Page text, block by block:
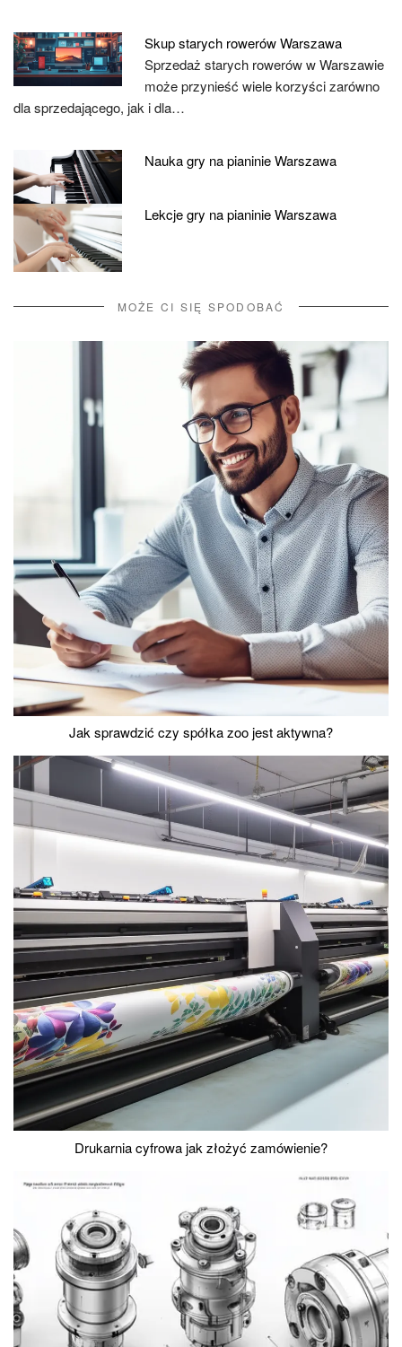
Skup starych rowerów Warszawa
Sprzedaż starych rowerów w Warszawie
może przynieść wiele korzyści zarówno
dla sprzedającego, jak i dla…
Nauka gry na pianinie Warszawa
Lekcje gry na pianinie Warszawa
MOŻE CI SIĘ SPODOBAĆ
Jak sprawdzić czy spółka zoo jest aktywna?
Drukarnia cyfrowa jak złożyć zamówienie?